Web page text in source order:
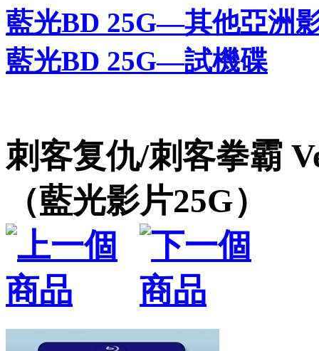
藍光BD 25G—其他亞洲
藍光BD 25G—試機碟
刺客复仇/刺客拳霸
（藍光影片25G）